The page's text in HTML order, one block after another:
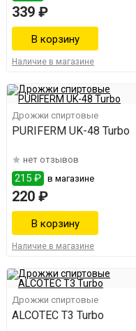
339 ₽
Наличие в магазине
Дрожжи спиртовые
PURIFERM UK-48 Turbo
нет отзывов
215 ₽ в магазине
220 ₽
Наличие в магазине
Дрожжи спиртовые
ALCOTEC T3 Turbo